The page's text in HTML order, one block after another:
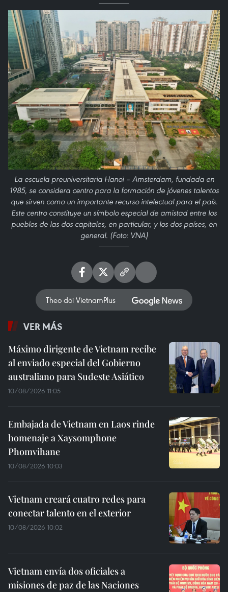
La escuela preuniversitaria Hanoi – Amsterdam, fundada en
1985, se considera centro para la formación de jóvenes talentos
que sirven como un importante recurso intelectual para el país.
Este centro constituye un símbolo especial de amistad entre los
pueblos de las dos capitales, en particular, y los dos países, en
general. (Foto: VNA)
Theo dõi VietnamPlus
VER MÁS
Máximo dirigente de Vietnam recibe
al enviado especial del Gobierno
australiano para Sudeste Asiático
10/08/2026 11:05
Embajada de Vietnam en Laos rinde
homenaje a Xaysomphone
Phomvihane
10/08/2026 10:03
Vietnam creará cuatro redes para
conectar talento en el exterior
10/08/2026 10:02
Vietnam envía dos oficiales a
misiones de paz de las Naciones